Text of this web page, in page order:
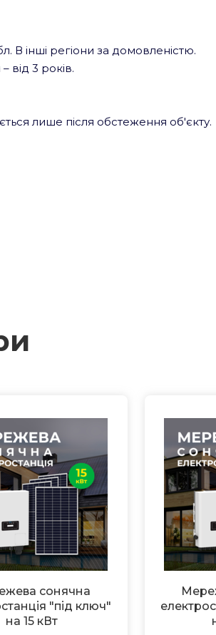
В інші регіони за домовленістю.
від 3 років.
лише після обстеження об'єкту.
сонячна
"під ключ"
на 15 кВт